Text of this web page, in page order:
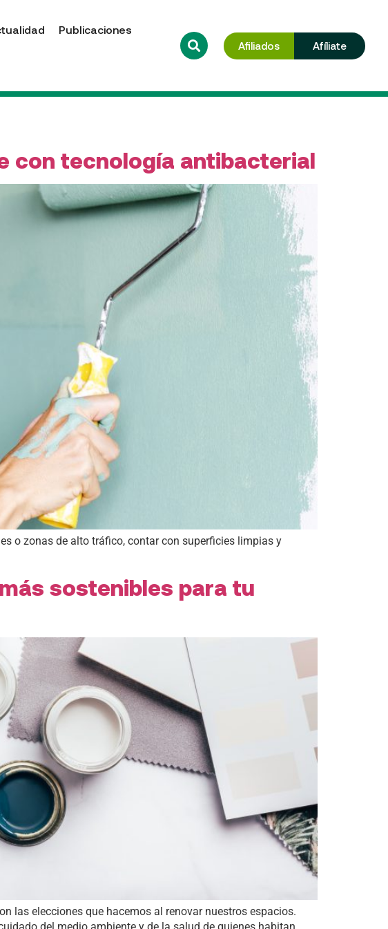
Publicaciones
Afiliados Afíliate
con tecnología antibacterial
o zonas de alto tráfico, contar con superficies limpias y
sostenibles para tu
las elecciones que hacemos al renovar nuestros espacios.